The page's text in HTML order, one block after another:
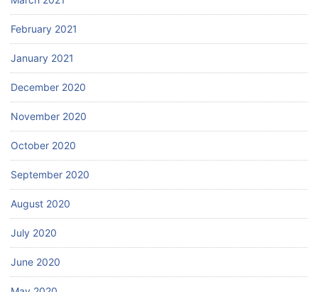
February 2021
January 2021
December 2020
November 2020
October 2020
September 2020
August 2020
July 2020
June 2020